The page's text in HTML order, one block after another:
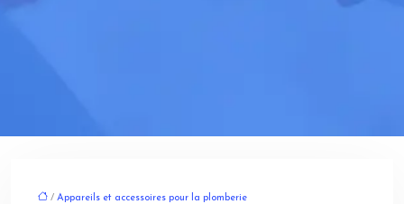
/ Appareils et accessoires pour la plomberie